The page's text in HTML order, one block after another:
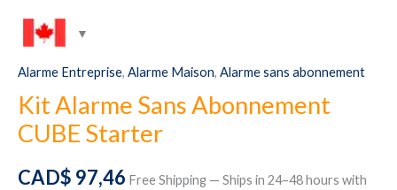
Alarme Entreprise, Alarme Maison, Alarme sans abonnement
Kit Alarme Sans Abonnement
CUBE Starter
CAD$ 97,46 Free Shipping — Ships in 24–48 hours with